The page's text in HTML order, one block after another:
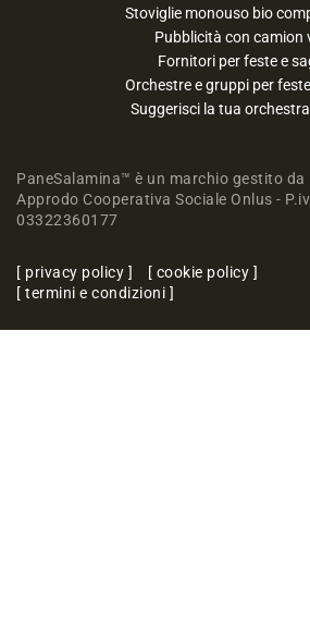
Stoviglie monouso bio
Pubblicità con camion
Fornitori per feste e
Orchestre e gruppi per
Suggerisci la tua
PaneSalamina™ è un marchio gestito da
Approdo Cooperativa Sociale Onlus -
03322360177
privacy policy
cookie policy
termini e condizioni